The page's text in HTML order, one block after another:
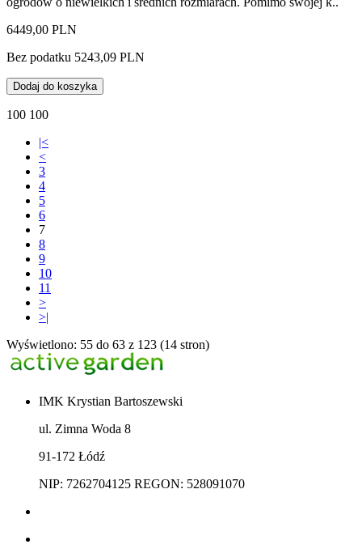
6449,00 PLN
Bez podatku 5243,09 PLN
Dodaj do koszyka
100 100
|<
<
3
4
5
6
7
8
9
10
11
>
>|
Wyświetlono: 55 do 63 z 123 (14 stron)
IMK Krystian Bartoszewski
ul. Zimna Woda 8
91-172 Łódź
NIP: 7262704125 REGON: 528091070